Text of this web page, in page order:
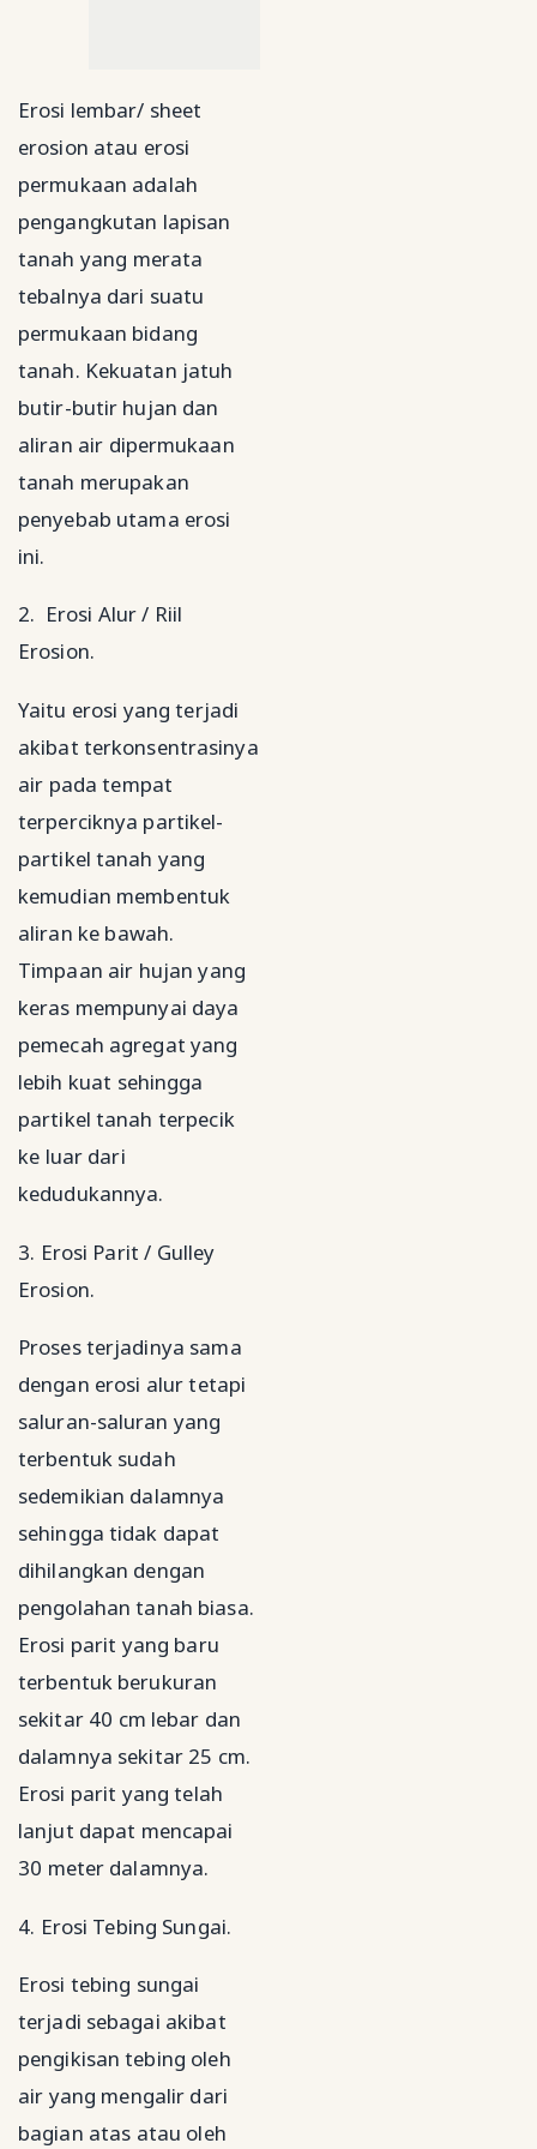
Erosi lembar/ sheet
erosion atau erosi
permukaan adalah
pengangkutan lapisan
tanah yang merata
tebalnya dari suatu
permukaan bidang
tanah. Kekuatan jatuh
butir-butir hujan dan
aliran air dipermukaan
tanah merupakan
penyebab utama erosi
ini.
2. Erosi Alur / Riil
Erosion.
Yaitu erosi yang terjadi
akibat terkonsentrasinya
air pada tempat
terperciknya partikel-
partikel tanah yang
kemudian membentuk
aliran ke bawah.
Timpaan air hujan yang
keras mempunyai daya
pemecah agregat yang
lebih kuat sehingga
partikel tanah terpecik
ke luar dari
kedudukannya.
3. Erosi Parit / Gulley
Erosion.
Proses terjadinya sama
dengan erosi alur tetapi
saluran-saluran yang
terbentuk sudah
sedemikian dalamnya
sehingga tidak dapat
dihilangkan dengan
pengolahan tanah biasa.
Erosi parit yang baru
terbentuk berukuran
sekitar 40 cm lebar dan
dalamnya sekitar 25 cm.
Erosi parit yang telah
lanjut dapat mencapai
30 meter dalamnya.
4. Erosi Tebing Sungai.
Erosi tebing sungai
terjadi sebagai akibat
pengikisan tebing oleh
air yang mengalir dari
bagian atas atau oleh